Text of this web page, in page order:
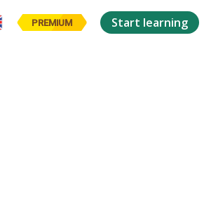
PREMIUM Start learning